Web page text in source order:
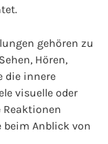
gehören zu
Hören,
die innere
visuelle oder
beim Anblick von